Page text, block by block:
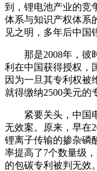
到，锂电池产业的竞
体系与知识产权体系
见之明，多年后中国
那是2008年，彼
利在中国获得授权，
因为一旦其专利权被
就得缴纳2500美元的
紧要关头，中国
无效案。原来，早在
锂离子传输的掺杂磷
率提高了7个数量级
的包碳专利被判无效